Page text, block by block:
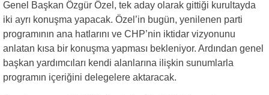
Genel Başkan Özgür Özel, tek aday olarak gittiği kurultayda
iki ayrı konuşma yapacak. Özel’in bugün, yenilenen parti
programının ana hatlarını ve CHP’nin iktidar vizyonunu
anlatan kısa bir konuşma yapması bekleniyor. Ardından genel
başkan yardımcıları kendi alanlarına ilişkin sunumlarla
programın içeriğini delegelere aktaracak.